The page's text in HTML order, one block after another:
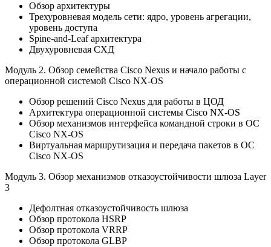
Обзор архитектуры
Трехуровневая модель сети: ядро, уровень агрегации,
уровень доступа
Spine-and-Leaf архитектура
Двухуровневая СХД
Модуль 2. Обзор семейства Cisco Nexus и начало работы с
операционной системой Cisco NX-OS
Обзор решений Cisco Nexus для работы в ЦОД
Архитектура операционной системы Cisco NX-OS
Обзор механизмов интерфейса командной строки в ОС
Cisco NX-OS
Виртуальная маршрутизация и передача пакетов в ОС
Cisco NX-OS
Модуль 3. Обзор механизмов отказоустойчивости шлюза Layer
3
Дефолтная отказоустойчивость шлюза
Обзор протокола HSRP
Обзор протокола VRRP
Обзор протокола GLBP